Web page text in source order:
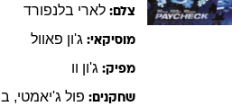
צלם: לארי בלנפורד
מוסיקאי: ג'ון פאוול
מפיק: ג'ון וו
שחקנים: פול ג'יאמטי,